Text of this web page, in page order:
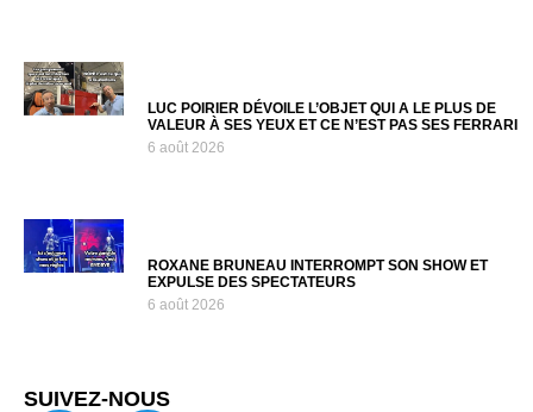
LUC POIRIER DÉVOILE L’OBJET QUI A LE PLUS DE
VALEUR À SES YEUX ET CE N’EST PAS SES FERRARI
6 août 2026
ROXANE BRUNEAU INTERROMPT SON SHOW ET
EXPULSE DES SPECTATEURS
6 août 2026
SUIVEZ-NOUS